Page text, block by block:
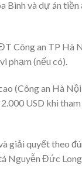
Bình và dự án tiền
Công an TP Hà
phạm (nếu có).
(Công an Hà
USD khi
giải quyết theo
Nguyễn Đức Long